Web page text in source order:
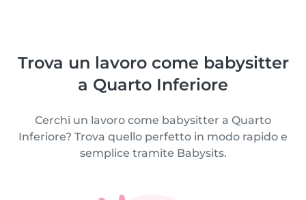
Trova un lavoro come babysitter
a Quarto Inferiore
Cerchi un lavoro come babysitter a Quarto
Inferiore? Trova quello perfetto in modo rapido e
semplice tramite Babysits.